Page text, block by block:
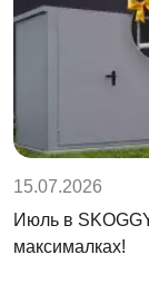
15.07.2026
Июль в
максималках!